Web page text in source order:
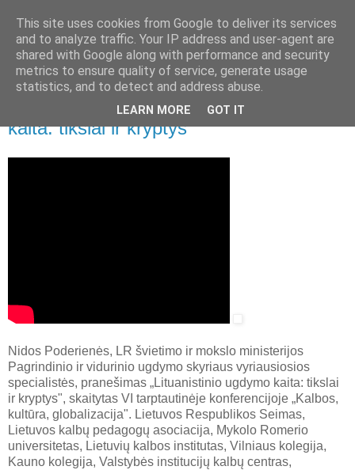
2012 m. birželio 5 d., antradienis
Nida Poderienė. Lituanistinio ugdymo
kaita: tikslai ir kryptys
Nidos Poderienės, LR švietimo ir mokslo ministerijos
Pagrindinio ir vidurinio ugdymo skyriaus vyriausiosios
specialistės, pranešimas „Lituanistinio ugdymo kaita: tikslai
ir kryptys", skaitytas VI tarptautinėje konferencijoje „Kalbos,
kultūra, globalizacija". Lietuvos Respublikos Seimas,
Lietuvos kalbų pedagogų asociacija, Mykolo Romerio
universitetas, Lietuvių kalbos institutas, Vilniaus kolegija,
Kauno kolegija, Valstybės institucijų kalbų centras,
This site uses cookies from Google to deliver its services
and to analyze traffic. Your IP address and user-agent are
shared with Google along with performance and security
metrics to ensure quality of service, generate usage
statistics, and to detect and address abuse.
LEARN MORE GOT IT